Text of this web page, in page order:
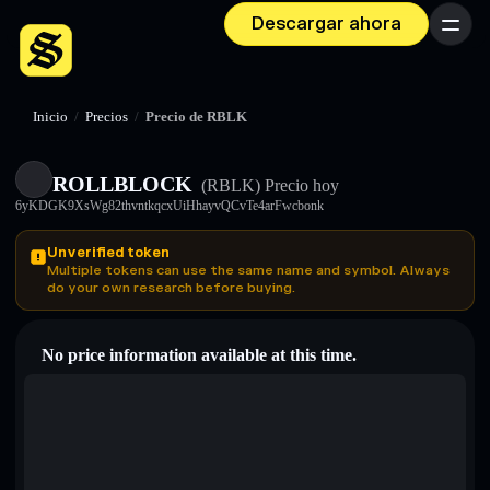
Descargar ahora Menú
Inicio / Precios / Precio de RBLK
ROLLBLOCK (RBLK) Precio hoy
6yKDGK9XsWg82thvntkqcxUiHhayvQCvTe4arFwcbonk
Unverified token
Multiple tokens can use the same name and symbol. Always
do your own research before buying.
No price information available at this time.